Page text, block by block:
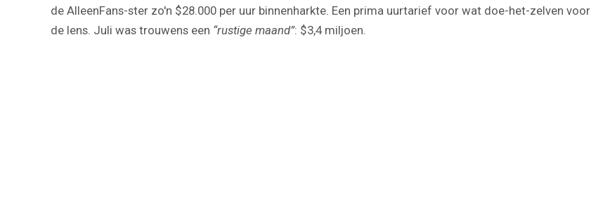
de AlleenFans-ster zo'n $28.000 per uur binnenharkte. Een prima uurtarief voor wat doe-het-zelven voor
de lens. Juli was trouwens een “rustige maand”: $3,4 miljoen.